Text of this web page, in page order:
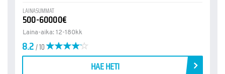
LAINASUMMAT
500-60000€
Laina-aika: 12-180kk
8.2/ 10
HAE HETI